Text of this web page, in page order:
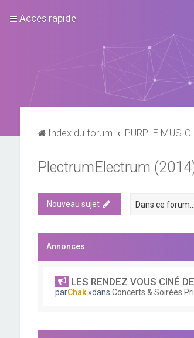
Accès rapide
Index du forum PURPLE MUSIC
PlectrumElectrum
Nouveau sujet
Annonces
LES RENDEZ VOUS CINÉ
parChak »dans Concerts & Soirées